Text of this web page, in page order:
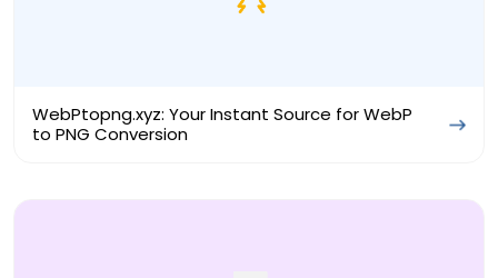
WebPtopng.xyz: Your Instant Source for WebP
to PNG Conversion